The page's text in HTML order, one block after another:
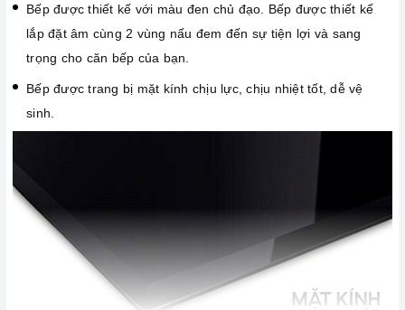
Bếp được thiết kế với màu đen chủ đạo. Bếp được thiết kế
lắp đặt âm cùng 2 vùng nấu đem đến sự tiện lợi và sang
trọng cho căn bếp của bạn.
Bếp được trang bị mặt kính chịu lực, chịu nhiệt tốt, dễ vệ
sinh.